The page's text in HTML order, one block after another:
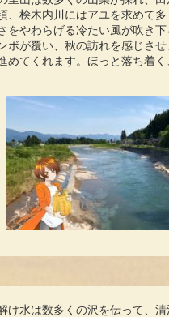
、桧木内川にはアユを求めて
をやわらげる冷たい風が吹き
ボが覆い、秋の訪れを感じさ
めてくれます。ほっと落ち着
け水は数多くの沢を伝って、